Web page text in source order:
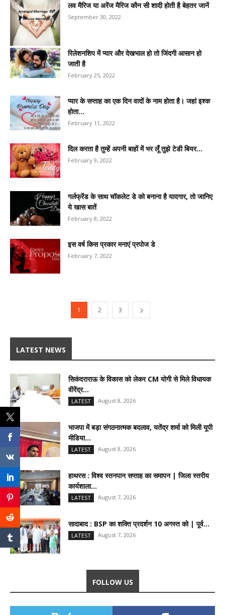
लव मैरिज या अरेंज मैरिज कौन सी शादी होती है बेहतर जानें
September 30, 2022
रिलेशनशिप में प्यार और देखभाल हो तो जिंदगी आसान हो
जाती है
February 25, 2022
प्यार के सप्ताह का एक दिन वादों के नाम होता है। जहां इश्क
होता...
February 11, 2022
दिल करता है तुम्हें अपनी बाहों में भर लूँ तुझे टेडी बियर...
February 9, 2022
गर्लफ्रेंड के साथ चॉकलेट डे को बनाना है यादगार, तो जानिए
ये खास बातें
February 8, 2022
इस वर्ष किस प्रकार मनाएं प्रपोज डे
February 7, 2022
1 2 3
LATEST NEWS
सिकंदराराऊ के विकास को लेकर CM योगी से मिले विधायक
वीरेंद्र...
LATEST August 8, 2026
भाजपा में बड़ा संगठनात्मक बदलाव, यतेंद्र शर्मा को मिली यूपी
मीडिया...
LATEST August 8, 2026
हाथरस : विश्व स्तनपान सप्ताह का समापन | जिला स्तरीय
कार्यशाला...
LATEST August 7, 2026
सादाबाद : BSP का शक्ति प्रदर्शन 10 अगस्त को | पूर्व...
LATEST August 7, 2026
FOLLOW US